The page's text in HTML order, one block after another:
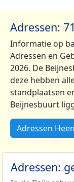
Adressen:
Informatie op
Adressen en
2026. De
deze hebben
standplaatsen
Beijnesbuurt
Adressen
Adressen: